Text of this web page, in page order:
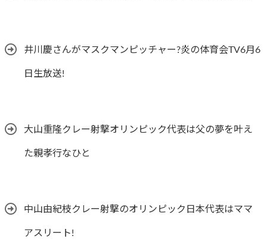
井川慶さんがマスクマンピッチャー?炎の体育会TV6月6
日生放送!
大山重隆クレー射撃オリンピック代表は父の夢を叶え
た親孝行なひと
中山由紀枝クレー射撃のオリンピック日本代表はママ
アスリート!